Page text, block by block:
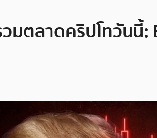
มตลาดคริปโทวันนี้: